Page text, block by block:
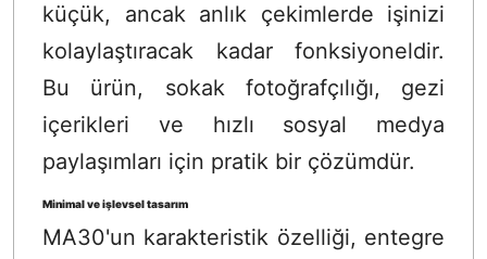
küçük, ancak anlık çekimlerde işinizi
kolaylaştıracak kadar fonksiyoneldir.
Bu ürün, sokak fotoğrafçılığı, gezi
içerikleri ve hızlı sosyal medya
paylaşımları için pratik bir çözümdür.
Minimal ve işlevsel tasarım
MA30'un karakteristik özelliği, entegre